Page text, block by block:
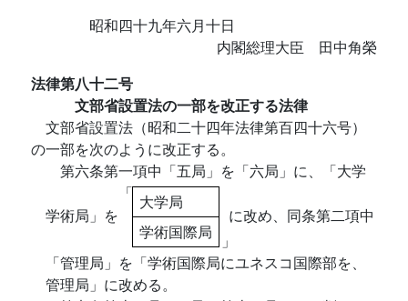
昭和四十九年六月十日
内閣総理大臣 田中角榮
法律第八十二号
文部省設置法の一部を改正する法律
文部省設置法（昭和二十四年法律第百四十六号）
の一部を次のように改正する。
第六条第一項中「五局」を「六局」に、「大学
学術局」を
「 大学局
学術国際局
」
に改め、同条第二項中
「管理局」を「学術国際局にユネスコ国際部を、
管理局」に改める。